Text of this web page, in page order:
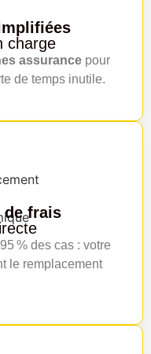
charge
assurance pour
de temps inutile.
de frais
% des cas : votre
le remplacement